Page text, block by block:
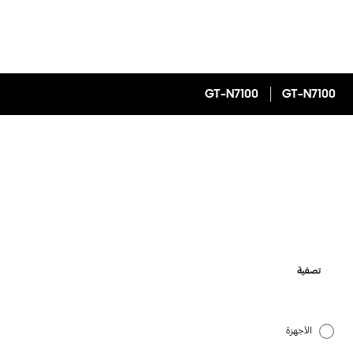
GT-N7100
GT-N7100
تصفية
الأجهزة